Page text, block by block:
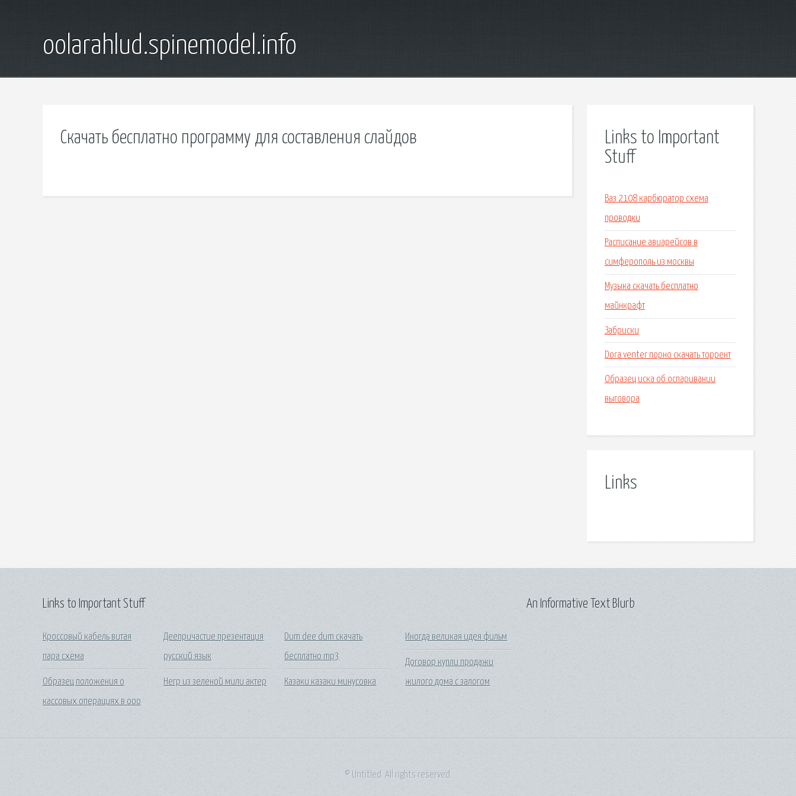
oolarahlud.spinemodel.info
Скачать бесплатно программу для составления слайдов
Links to Important
Stuff
Ваз 2108 карбюратор схема
проводки
Расписание авиарейсов в
симферополь из москвы
Музыка скачать бесплатно
майнкрафт
Забриски
Dora venter порно скачать торрент
Образец иска об оспаривании
выговора
Links
Links to Important Stuff
Кроссовый кабель витая
пара схема
Образец положения о
кассовых операциях в ооо
Деепричастие презентация
русский язык
Негр из зеленой мили актер
Dum dee dum скачать
бесплатно mp3
Казаки казаки минусовка
Иногда великая идея фильм
Договор купли продажи
жилого дома с залогом
An Informative Text Blurb
© Untitled. All rights reserved.